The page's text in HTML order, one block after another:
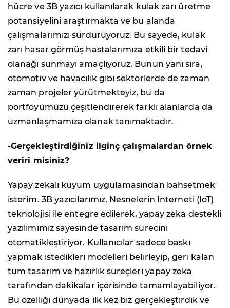
hücre ve 3B yazıcı kullanılarak kulak zarı üretme
potansiyelini araştırmakta ve bu alanda
çalışmalarımızı sürdürüyoruz. Bu sayede, kulak
zarı hasar görmüş hastalarımıza etkili bir tedavi
olanağı sunmayı amaçlıyoruz. Bunun yanı sıra,
otomotiv ve havacılık gibi sektörlerde de zaman
zaman projeler yürütmekteyiz, bu da
portföyümüzü çeşitlendirerek farklı alanlarda da
uzmanlaşmamıza olanak tanımaktadır.
-Gerçekleştirdiğiniz ilginç çalışmalardan örnek
veriri misiniz?
Yapay zekalı kuyum uygulamasından bahsetmek
isterim. 3B yazıcılarımız, Nesnelerin İnterneti (IoT)
teknolojisi ile entegre edilerek, yapay zeka destekli
yazılımımız sayesinde tasarım sürecini
otomatikleştiriyor. Kullanıcılar sadece baskı
yapmak istedikleri modelleri belirleyip, geri kalan
tüm tasarım ve hazırlık süreçleri yapay zeka
tarafından dakikalar içerisinde tamamlayabiliyor.
Bu özelliği dünyada ilk kez biz gerçekleştirdik ve